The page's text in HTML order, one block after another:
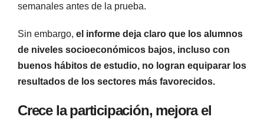
semanales antes de la prueba.
Sin embargo, el informe deja claro que los alumnos
de niveles socioeconómicos bajos, incluso con
buenos hábitos de estudio, no logran equiparar los
resultados de los sectores más favorecidos.
Crece la participación, mejora el